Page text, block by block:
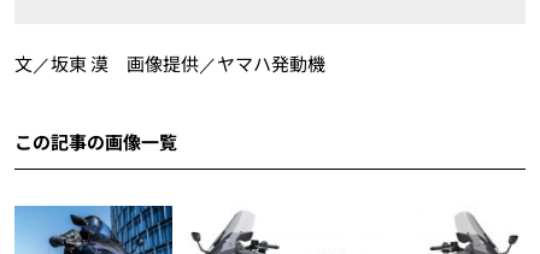
文／坂東 漠 画像提供／ヤマハ発動機
この記事の画像一覧